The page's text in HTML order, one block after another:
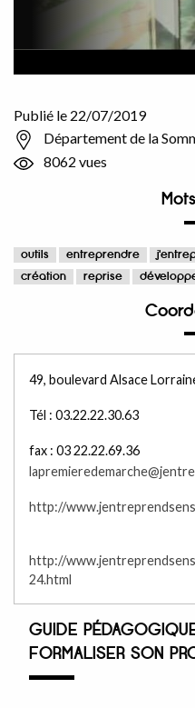
Publié le 22/07/2019
Département de la
8062 vues
outils entreprendre
création
reprise
49, boulevard Alsace
Tél : 03.22.22.30.63
fax : 03 22.22.69.36
http://
http://
24.html
GUIDE
FORMALISER SON